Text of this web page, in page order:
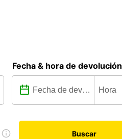
Fecha & hora de devolución
Buscar